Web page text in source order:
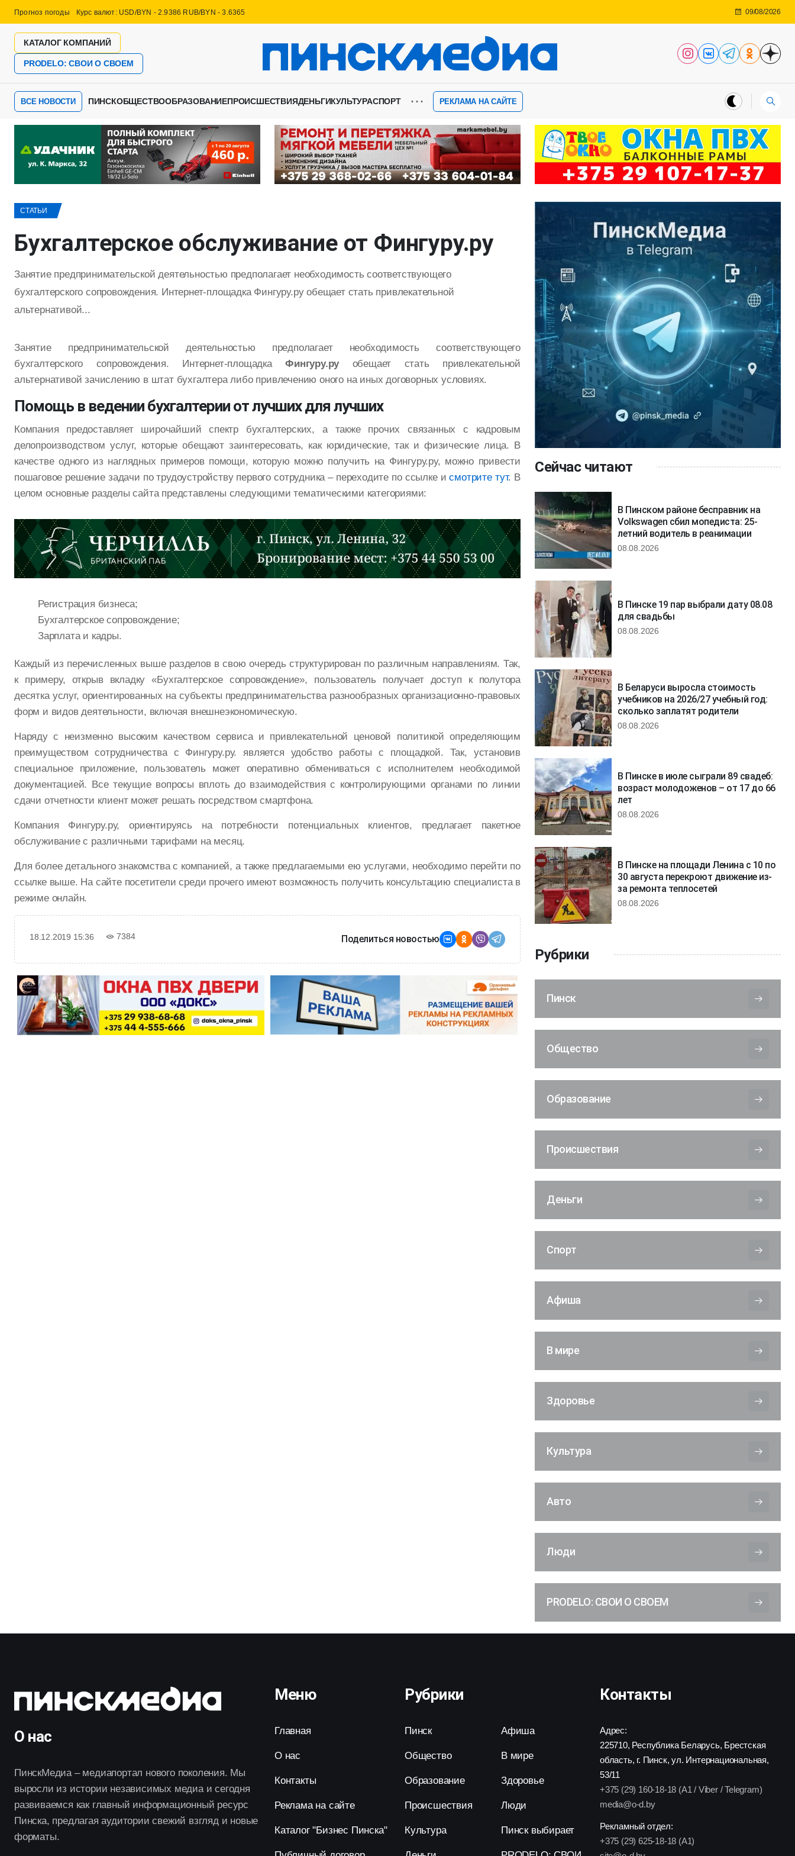
Прогноз погоды Курс валют: USD/BYN - 2.9386 RUB/BYN - 3.6365 09/08/2026
КАТАЛОГ КОМПАНИЙ
PRODELO: СВОИ О СВОЕМ
ВСЕ НОВОСТИ ПИНСКОБЩЕСТВООБРАЗОВАНИЕПРОИСШЕСТВИЯДЕНЬГИКУЛЬТУРАСПОРТ ⋯ РЕКЛАМА НА САЙТЕ
СТАТЬИ
Бухгалтерское обслуживание от Фингуру.ру
Занятие предпринимательской деятельностью предполагает необходимость соответствующего
бухгалтерского сопровождения. Интернет-площадка Фингуру.ру обещает стать привлекательной
альтернативой...
Занятие предпринимательской деятельностью предполагает необходимость соответствующего
бухгалтерского сопровождения. Интернет-площадкаФингуру.руобещает стать привлекательной
альтернативой зачислению в штат бухгалтера либо привлечению оного на иных договорных условиях.
Помощь в ведении бухгалтерии от лучших для лучших
Компания предоставляет широчайший спектр бухгалтерских, а также прочих связанных с кадровым
делопроизводством услуг, которые обещают заинтересовать, как юридические, так и физические лица. В
качестве одного из наглядных примеров помощи, которую можно получить на Фингуру.ру, можно привести
пошаговое решение задачи по трудоустройству первого сотрудника – переходите по ссылке исмотрите тут. В
целом основные разделы сайта представлены следующими тематическими категориями:
Регистрация бизнеса;
Бухгалтерское сопровождение;
Зарплата и кадры.
Каждый из перечисленных выше разделов в свою очередь структурирован по различным направлениям. Так,
к примеру, открыв вкладку «Бухгалтерское сопровождение», пользователь получает доступ к полутора
десятка услуг, ориентированных на субъекты предпринимательства разнообразных организационно-правовых
форм и видов деятельности, включая внешнеэкономическую.
Наряду с неизменно высоким качеством сервиса и привлекательной ценовой политикой определяющим
преимуществом сотрудничества с Фингуру.ру. является удобство работы с площадкой. Так, установив
специальное приложение, пользователь может оперативно обмениваться с исполнителем необходимой
документацией. Все текущие вопросы вплоть до взаимодействия с контролирующими органами по линии
сдачи отчетности клиент может решать посредством смартфона.
Компания Фингуру.ру, ориентируясь на потребности потенциальных клиентов, предлагает пакетное
обслуживание с различными тарифами на месяц.
Для более детального знакомства с компанией, а также предлагаемыми ею услугами, необходимо перейти по
ссылке выше. На сайте посетители среди прочего имеют возможность получить консультацию специалиста в
режиме онлайн.
18.12.2019 15:36 7384 Поделиться новостью
Сейчас читают
В Пинском районе бесправник на
Volkswagen сбил мопедиста: 25-
летний водитель в реанимации
08.08.2026
В Пинске 19 пар выбрали дату 08.08
для свадьбы
08.08.2026
В Беларуси выросла стоимость
учебников на 2026/27 учебный год:
сколько заплатят родители
08.08.2026
В Пинске в июле сыграли 89 свадеб:
возраст молодоженов – от 17 до 66
лет
08.08.2026
В Пинске на площади Ленина с 10 по
30 августа перекроют движение из-
за ремонта теплосетей
08.08.2026
Рубрики
Пинск
Общество
Образование
Происшествия
Деньги
Спорт
Афиша
В мире
Здоровье
Культура
Авто
Люди
PRODELO: СВОИ О СВОЕМ
О нас
ПинскМедиа – медиапортал нового поколения. Мы
выросли из истории независимых медиа и сегодня
развиваемся как главный информационный ресурс
Пинска, предлагая аудитории свежий взгляд и новые
форматы.
Меню
Главная
О нас
Контакты
Реклама на сайте
Каталог "Бизнес Пинска"
Рубрики
Пинск
Общество
Образование
Происшествия
Культура
Афиша
В мире
Здоровье
Люди
Пинск выбирает
Контакты
Адрес:
225710, Республика Беларусь, Брестская
область, г. Пинск, ул. Интернациональная,
53/11
+375 (29) 160-18-18 (A1 / Viber / Telegram)
media@o-d.by
Рекламный отдел:
+375 (29) 625-18-18 (A1)